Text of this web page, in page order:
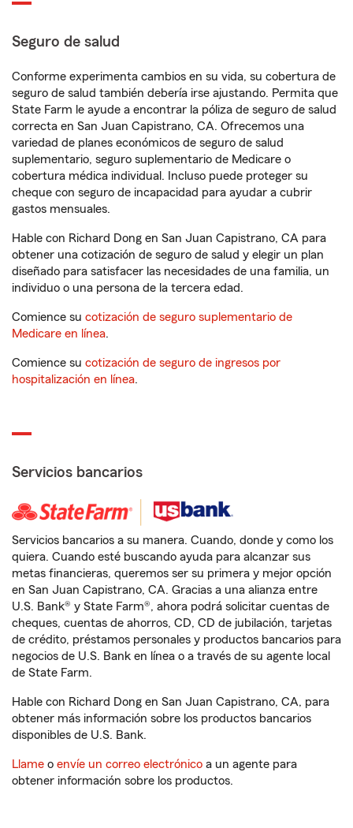
Seguro de salud
Conforme experimenta cambios en su vida, su cobertura de
seguro de salud también debería irse ajustando. Permita que
State Farm le ayude a encontrar la póliza de seguro de salud
correcta en San Juan Capistrano, CA. Ofrecemos una
variedad de planes económicos de seguro de salud
suplementario, seguro suplementario de Medicare o
cobertura médica individual. Incluso puede proteger su
cheque con seguro de incapacidad para ayudar a cubrir
gastos mensuales.
Hable con Richard Dong en San Juan Capistrano, CA para
obtener una cotización de seguro de salud y elegir un plan
diseñado para satisfacer las necesidades de una familia, un
individuo o una persona de la tercera edad.
Comience su cotización de seguro suplementario de
Medicare en línea.
Comience su cotización de seguro de ingresos por
hospitalización en línea.
Servicios bancarios
Servicios bancarios a su manera. Cuando, donde y como los
quiera. Cuando esté buscando ayuda para alcanzar sus
metas financieras, queremos ser su primera y mejor opción
en San Juan Capistrano, CA. Gracias a una alianza entre
U.S. Bank® y State Farm®, ahora podrá solicitar cuentas de
cheques, cuentas de ahorros, CD, CD de jubilación, tarjetas
de crédito, préstamos personales y productos bancarios para
negocios de U.S. Bank en línea o a través de su agente local
de State Farm.
Hable con Richard Dong en San Juan Capistrano, CA, para
obtener más información sobre los productos bancarios
disponibles de U.S. Bank.
Llame o envíe un correo electrónico a un agente para
obtener información sobre los productos.